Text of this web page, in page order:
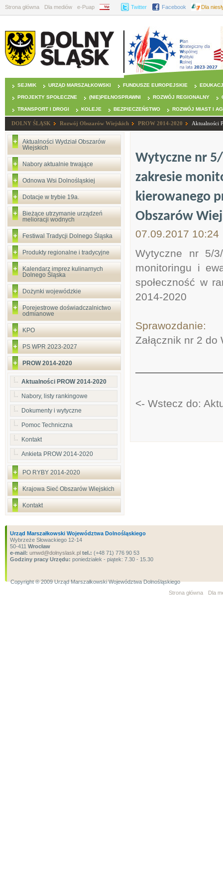
Strona główna Dla mediów e-Puap BIP Twitter Facebook Dla
SEJMIK URZĄD MARSZAŁKOWSKI FUNDUSZE EUROPEJSKIE
PROJEKTY SPOŁECZNE (NIE)PEŁNOSPRAWNI ROZWÓJ REGIONALNY
TRANSPORT I DROGI KOLEJE BEZPIECZEŃSTWO ROZWÓJ MIAST I
DOLNY ŚLĄSK Rozwój Obszarów Wiejskich PROW 2014-2020 Aktualności
Aktualności Wydział Obszarów
Wiejskich
Nabory aktualnie trwające
Odnowa Wsi Dolnośląskiej
Dotacje w trybie 19a.
Bieżące utrzymanie urządzeń
melioracji wodnych
Festiwal Tradycji Dolnego Śląska
Produkty regionalne i tradycyjne
Kalendarz imprez kulinarnych
Dolnego Śląska
Dożynki wojewódzkie
Porejestrowe doświadczalnictwo
odmianowe
KPO
PS WPR 2023-2027
PROW 2014-2020
Aktualności PROW 2014-2020
Nabory, listy rankingowe
Dokumenty i wytyczne
Pomoc Techniczna
Kontakt
Ankieta PROW 2014-2020
PO RYBY 2014-2020
Krajowa Sieć Obszarów Wiejskich
Kontakt
Wytyczne nr
zakresie
kierowanego
Obszarów
07.09.2017 10:24
Wytyczne nr 5/
monitoringu i
społeczność w
2014-2020
Sprawozdanie:
Załącznik nr 2 do
<- Wstecz do:
Urząd Marszałkowski Województwa Dolnośląskiego
Wybrzeże Słowackiego 12-14
50-411 Wrocław
e-mail: umwd@dolnyslask.pl tel.: (+48 71) 776 90 53
Godziny pracy Urzędu: poniedziałek - piątek: 7.30 - 15.30
Copyright ® 2009 Urząd Marszałkowski Województwa Dolnośląskiego
Strona główna
Dla